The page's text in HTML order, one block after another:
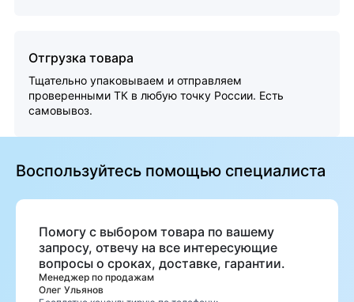
Отгрузка товара
Тщательно упаковываем и отправляем
проверенными ТК в любую точку России. Есть
самовывоз.
Воспользуйтесь помощью специалиста
Помогу с выбором товара по вашему
запросу, отвечу на все интересующие
вопросы о сроках, доставке, гарантии.
Менеджер по продажам
Олег Ульянов